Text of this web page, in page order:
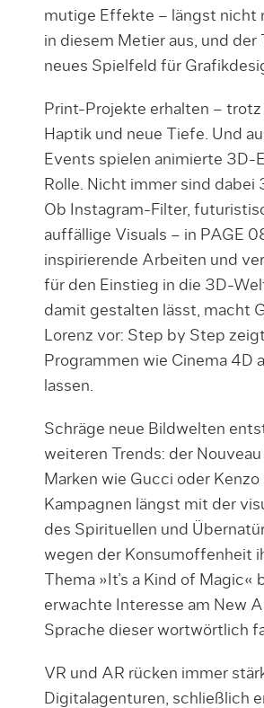
mutige Effekte – längst nicht
in diesem Metier aus, und
neues Spielfeld für
Print-Projekte erhalten –
Haptik und neue Tiefe. Und
Events spielen animierte 3D-
Rolle. Nicht immer sind
Ob Instagram-Filter,
auffällige Visuals – in PAGE
inspirierende Arbeiten und
für den Einstieg in die 3D-
damit gestalten lässt, macht
Lorenz vor: Step by Step
Programmen wie Cinema 4D
lassen.
Schräge neue Bildwelten
weiteren Trends: der
Marken wie Gucci oder Kenzo
Kampagnen längst mit der
des Spirituellen und
wegen der Konsumoffenheit
Thema »It’s a Kind of
erwachte Interesse am New
Sprache dieser wortwörtlich
VR und AR rücken immer
Digitalagenturen, schließlich